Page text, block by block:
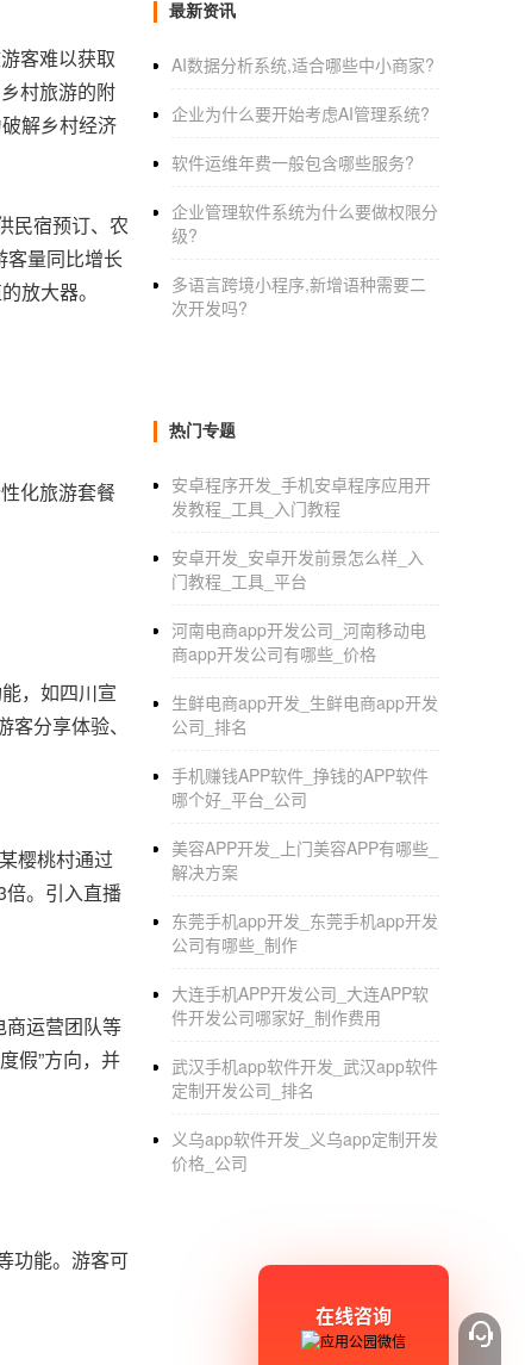
客难以获取
村旅游的附
解乡村经济
民宿预订、农
客量同比增长
放大器。
化旅游套餐
，如四川宣
分享体验、
樱桃村通过
倍。引入直播
商运营团队等
假”方向，并
功能。游客可
最新资讯
AI数据分析系统,适合哪些中小商家?
企业为什么要开始考虑AI管理系统?
软件运维年费一般包含哪些服务?
企业管理软件系统为什么要做权限分
级?
多语言跨境小程序,新增语种需要二
次开发吗?
热门专题
安卓程序开发_手机安卓程序应用开
发教程_工具_入门教程
安卓开发_安卓开发前景怎么样_入
门教程_工具_平台
河南电商app开发公司_河南移动电
商app开发公司有哪些_价格
生鲜电商app开发_生鲜电商app开发
公司_排名
手机赚钱APP软件_挣钱的APP软件
哪个好_平台_公司
美容APP开发_上门美容APP有哪些_
解决方案
东莞手机app开发_东莞手机app开发
公司有哪些_制作
大连手机APP开发公司_大连APP软
件开发公司哪家好_制作费用
武汉手机app软件开发_武汉app软件
定制开发公司_排名
义乌app软件开发_义乌app定制开发
价格_公司
在线咨询